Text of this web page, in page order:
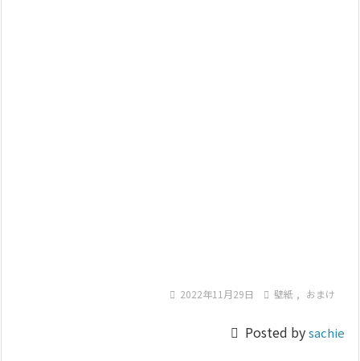
 2022年11月29日  壁紙 , おまけ
 Posted bysachie